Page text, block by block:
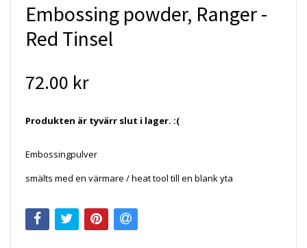
Embossing powder, Ranger -
Red Tinsel
72.00 kr
Produkten är tyvärr slut i lager. :(
Embossingpulver
smälts med en värmare / heat tool till en blank yta